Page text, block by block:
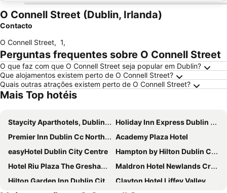
O Connell Street (Dublin, Irlanda)
Contacto
O Connell Street, 1,
Perguntas frequentes sobre O Connell Street
O que faz com que O Connell Street seja popular em Dublin?
Que alojamentos existem perto de O Connell Street?
Quais outras atrações existem perto de O Connell Street?
Mais Top hotéis
Staycity Aparthotels, Dublin, City Centre
Holiday Inn Express Dublin City Centre By Ihg
Premier Inn Dublin Cc North Docklands
Academy Plaza Hotel
easyHotel Dublin City Centre
Hampton by Hilton Dublin City Centre
Hotel Riu Plaza The Gresham Dublin
Maldron Hotel Newlands Cross
Hilton Garden Inn Dublin City Centre
Clayton Hotel Liffey Valley